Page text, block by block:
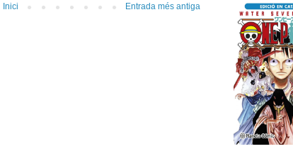
Entrada més antiga
Inici